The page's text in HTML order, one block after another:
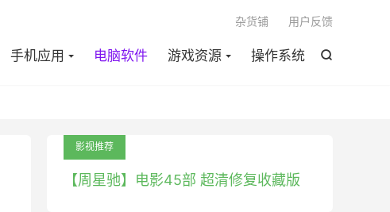

手机应用 电脑软件 游戏资源 操作系统
杂货铺 用户反馈
影视推荐
【周星驰】电影45部 超清修复收藏版